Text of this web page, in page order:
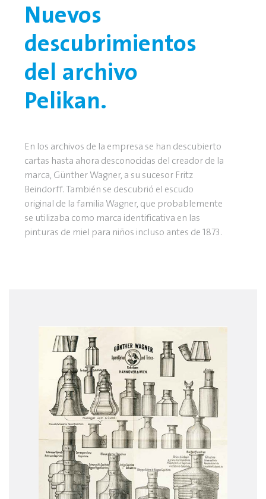
Nuevos
descubrimientos
del archivo
Pelikan.
En los archivos de la empresa se han descubierto
cartas hasta ahora desconocidas del creador de la
marca, Günther Wagner, a su sucesor Fritz
Beindorff. También se descubrió el escudo
original de la familia Wagner, que probablemente
se utilizaba como marca identificativa en las
pinturas de miel para niños incluso antes de 1873.